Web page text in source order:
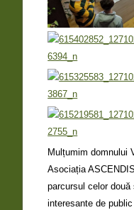
Mulțumim domnului
Asociația
parcursul celor
interesante de